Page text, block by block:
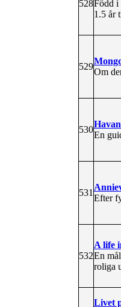
528Född i
1.5 år
529
Om
530
En
531
Efter
532
A life
En
roliga
Livet